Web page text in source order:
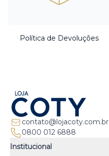
Política de Devoluções
contato@lojacoty.com.br
0800 012 6888
Institucional